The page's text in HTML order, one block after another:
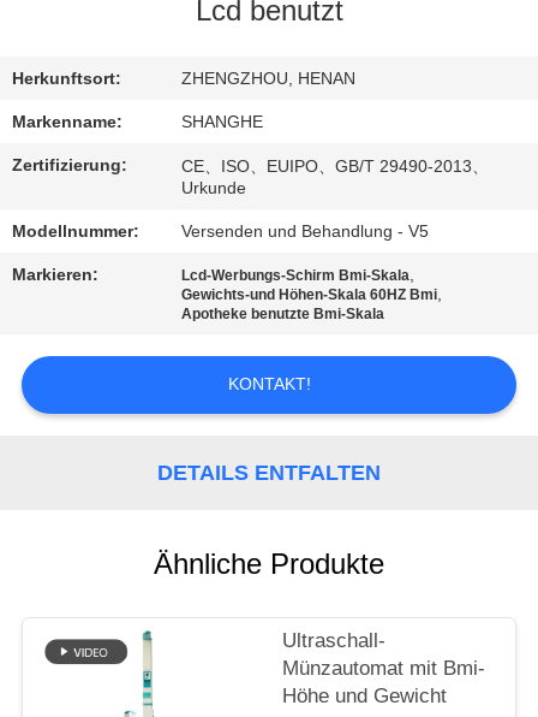
WERKSBESICHTIGUNG
QUALITÄTSKONTROLLE
KONTAKT
MIT
BITTE
SITEMAP
Lcd benutzt
Herkunftsort: ZHENGZHOU, HENAN
Markenname: SHANGHE
Zertifizierung:
CE、ISO、EUIPO、GB/T 29490-2013、
Urkunde
Modellnummer: Versenden und Behandlung - V5
Markieren: Lcd-Werbungs-Schirm Bmi-Skala,
Gewichts-und Höhen-Skala 60HZ Bmi,
Apotheke benutzte Bmi-Skala
KONTAKT!
DETAILS ENTFALTEN
Ähnliche Produkte
Ultraschall-
Münzautomat mit Bmi-
Höhe und Gewicht